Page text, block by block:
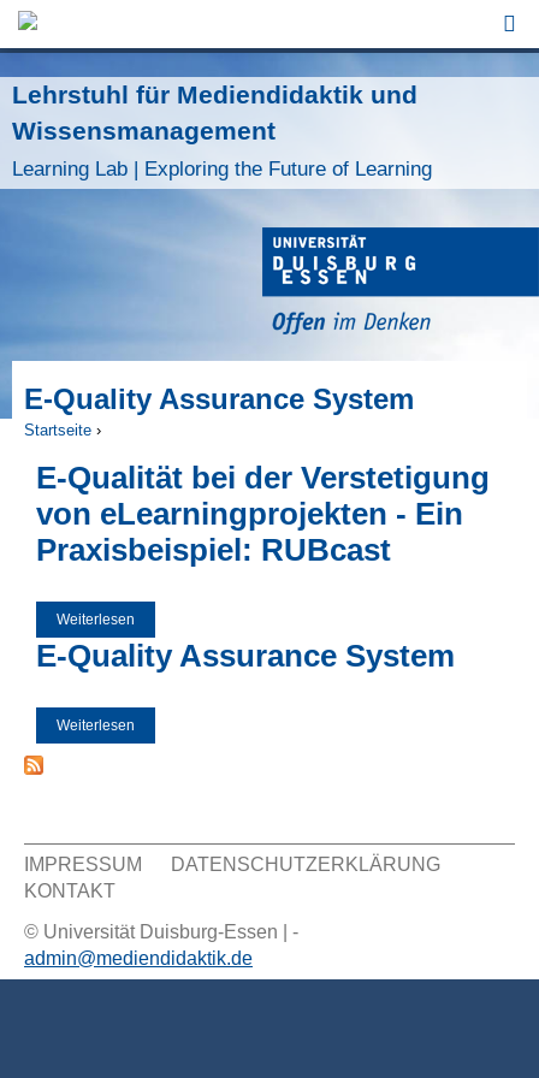
Lehrstuhl für Mediendidaktik und
Wissensmanagement
Learning Lab | Exploring the Future of Learning
E-Quality Assurance System
Sie sind hier
Startseite ›
E-Qualität bei der Verstetigung
von eLearningprojekten - Ein
Praxisbeispiel: RUBcast
Weiterlesen
E-Quality Assurance System
Weiterlesen
Sekundär Menü
IMPRESSUM
DATENSCHUTZERKLÄRUNG
KONTAKT
© Universität Duisburg-Essen | -
admin@mediendidaktik.de